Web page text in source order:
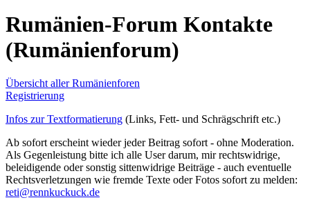
Rumänien-Forum Kontakte
(Rumänienforum)
Übersicht aller Rumänienforen
Registrierung
Infos zur Textformatierung (Links, Fett- und Schrägschrift etc.)
Ab sofort erscheint wieder jeder Beitrag sofort - ohne Moderation.
Als Gegenleistung bitte ich alle User darum, mir rechtswidrige,
beleidigende oder sonstig sittenwidrige Beiträge - auch eventuelle
Rechtsverletzungen wie fremde Texte oder Fotos sofort zu melden:
reti@rennkuckuck.de